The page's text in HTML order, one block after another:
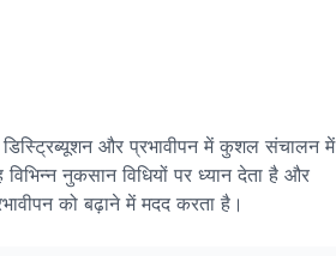
और प्रभावीपन में कुशल संचालन में
नुकसान विधियों पर ध्यान देता है और
को बढ़ाने में मदद करता है।